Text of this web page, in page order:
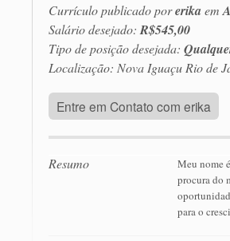
Currículo publicado porerika em
Salário desejado: R$545,00
Tipo de posição desejada:
Localização: Nova Iguaçu Rio de
Entre em Contato com erika
Resumo
Meu nome
procura do
para o